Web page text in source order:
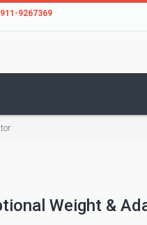
9267369
Weight &